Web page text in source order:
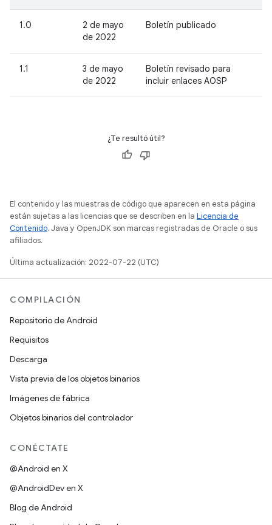
1.0
2 de mayo
de 2022
Boletín publicado
1.1
3 de mayo
de 2022
Boletín revisado para
incluir enlaces AOSP
¿Te resultó útil?
El contenido y las muestras de código que aparecen en esta página
están sujetas a las licencias que se describen en la Licencia de
Contenido. Java y OpenJDK son marcas registradas de Oracle o sus
afiliados.
Última actualización: 2022-07-22 (UTC)
COMPILACIÓN
Repositorio de Android
Requisitos
Descarga
Vista previa de los objetos binarios
Imágenes de fábrica
Objetos binarios del controlador
CONÉCTATE
@Android en X
@AndroidDev en X
Blog de Android